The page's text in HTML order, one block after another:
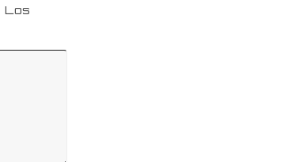
Los